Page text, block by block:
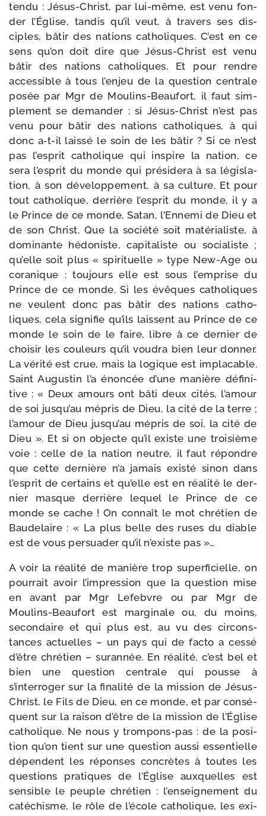
ten­du : Jésus-​Christ, par lui-​même, est venu fon­
der l’Église, tan­dis qu’il veut, à tra­vers ses dis­
ciples, bâtir des nations catho­liques. C’est en ce
sens qu’on doit dire que Jésus-​Christ est venu
bâtir des nations catho­liques. Et pour rendre
acces­sible à tous l’enjeu de la ques­tion cen­trale
posée par Mgr de Moulins-​Beaufort, il faut sim­
ple­ment se deman­der : si Jésus-​Christ n’est pas
venu pour bâtir des nations catho­liques, à qui
donc a‑t-​il lais­sé le soin de les bâtir ? Si ce n’est
pas l’esprit catho­lique qui ins­pire la nation, ce
sera l’esprit du monde qui pré­si­de­ra à sa légis­la­
tion, à son déve­lop­pe­ment, à sa culture. Et pour
tout catho­lique, der­rière l’esprit du monde, il y a
le Prince de ce monde, Satan, l’Ennemi de Dieu et
de son Christ. Que la socié­té soit maté­ria­liste, à
domi­nante hédo­niste, capi­ta­liste ou socia­liste ;
qu’elle soit plus « spi­ri­tuelle » type New-​Age ou
cora­nique : tou­jours elle est sous l’emprise du
Prince de ce monde. Si les évêques catho­liques
ne veulent donc pas bâtir des nations catho­
liques, cela signi­fie qu’ils laissent au Prince de ce
monde le soin de le faire, libre à ce der­nier de
choi­sir les cou­leurs qu’il vou­dra bien leur don­ner.
La véri­té est crue, mais la logique est impla­cable.
Saint Augustin l’a énon­cée d’une manière défi­ni­
tive : « Deux amours ont bâti deux cités, l’a­mour
de soi jus­qu’au mépris de Dieu, la cité de la terre ;
l’a­mour de Dieu jus­qu’au mépris de soi, la cité de
Dieu ». Et si on objecte qu’il existe une troi­sième
voie : celle de la nation neutre, il faut répondre
que cette der­nière n’a jamais exis­té sinon dans
l’esprit de cer­tains et qu’elle est en réa­li­té le der­
nier masque der­rière lequel le Prince de ce
monde se cache ! On connaît le mot chré­tien de
Baudelaire : « La plus belle des ruses du diable
est de vous per­sua­der qu’il n’existe pas »…
A voir la réa­li­té de manière trop super­fi­cielle, on
pour­rait avoir l’impression que la ques­tion mise
en avant par Mgr Lefebvre ou par Mgr de
Moulins-​Beaufort est mar­gi­nale ou, du moins,
secon­daire et qui plus est, au vu des cir­cons­
tances actuelles – un pays qui de fac­to a ces­sé
d’être chré­tien – sur­an­née. En réa­li­té, c’est bel et
bien une ques­tion cen­trale qui pousse à
s’interroger sur la fina­li­té de la mis­sion de Jésus-​
Christ, le Fils de Dieu, en ce monde, et par consé­
quent sur la rai­son d’être de la mis­sion de l’Église
catho­lique. Ne nous y trompons-​pas : de la posi­
tion qu’on tient sur une ques­tion aus­si essen­tielle
dépendent les réponses concrètes à toutes les
ques­tions pra­tiques de l’Église aux­quelles est
sen­sible le peuple chré­tien : l’enseignement du
caté­chisme, le rôle de l’école catho­lique, les exi­